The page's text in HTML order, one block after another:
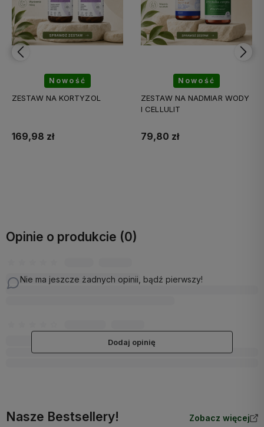
Nowość
ZESTAW NA NADMIAR WODY
79,80 zł
Nowość
ZESTAW ZDROWE STAWY
176,89 zł
Opinie o produkcie (0)
Nie ma jeszcze żadnych opinii, bądź pierwszy!
Dodaj opinię
Nasze Bestsellery! Zobacz więcej